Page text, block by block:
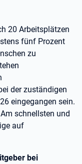
20 Arbeitsplätzen
fünf Prozent
zu
der zuständigen
eingegangen sein.
schnellsten und
auf
bei